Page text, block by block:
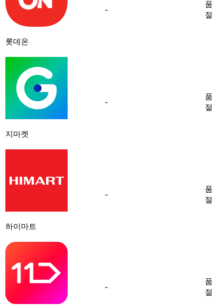
롯데온
-
품
절
지마켓
-
품
절
하이마트
-
품
절
-
품
절